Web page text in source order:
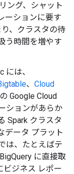
ング、シャット
ーションに要す
、クラスタの待
う時間を増やす
には、
、 Cloud
Google Cloud
ションがあらか
Spark クラスタ
データ プラット
は、たとえばテ
に直接取
ビジネス レポー